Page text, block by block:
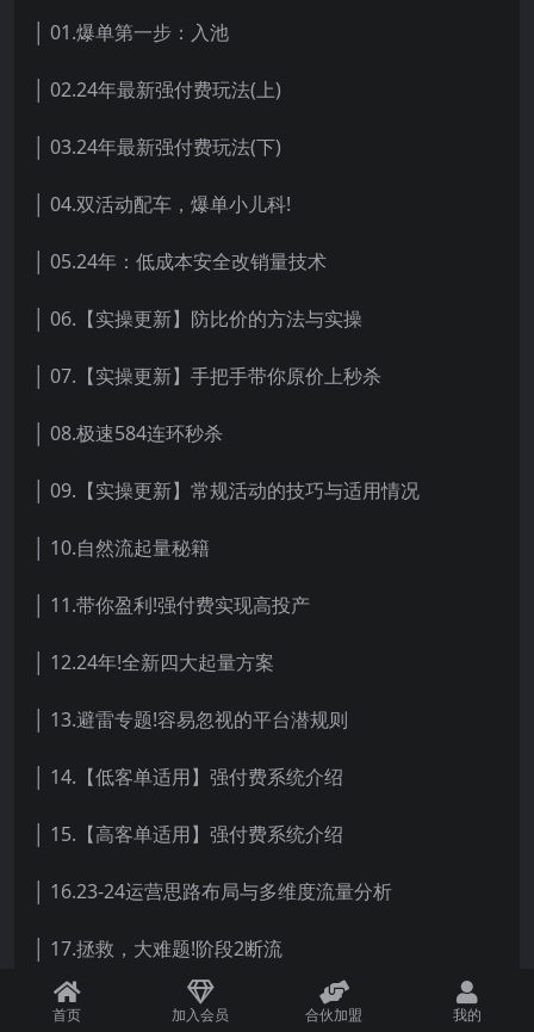
│ 01.爆单第一步：入池
│ 02.24年最新强付费玩法(上)
│ 03.24年最新强付费玩法(下)
│ 04.双活动配车，爆单小儿科!
│ 05.24年：低成本安全改销量技术
│ 06.【实操更新】防比价的方法与实操
│ 07.【实操更新】手把手带你原价上秒杀
│ 08.极速584连环秒杀
│ 09.【实操更新】常规活动的技巧与适用情况
│ 10.自然流起量秘籍
│ 11.带你盈利!强付费实现高投产
│ 12.24年!全新四大起量方案
│ 13.避雷专题!容易忽视的平台潜规则
│ 14.【低客单适用】强付费系统介绍
│ 15.【高客单适用】强付费系统介绍
│ 16.23-24运营思路布局与多维度流量分析
│ 17.拯救，大难题!阶段2断流
│ 18.全站进2不断流，链接永远有搞头!
首页 加入会员 合伙加盟 我的